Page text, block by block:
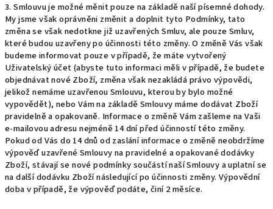
3. Smlouvu je možné měnit pouze na základě naší písemné dohody.
My jsme však oprávněni změnit a doplnit tyto Podmínky, tato
změna se však nedotkne již uzavřených Smluv, ale pouze Smluv,
které budou uzavřeny po účinnosti této změny. O změně Vás však
budeme informovat pouze v případě, že máte vytvořený
Uživatelský účet (abyste tuto informaci měli v případě, že budete
objednávat nové Zboží, změna však nezakládá právo výpovědi,
jelikož nemáme uzavřenou Smlouvu, kterou by bylo možné
vypovědět), nebo Vám na základě Smlouvy máme dodávat Zboží
pravidelně a opakovaně. Informace o změně Vám zašleme na Vaši
e-mailovou adresu nejméně 14 dní před účinností této změny.
Pokud od Vás do 14 dnů od zaslání informace o změně neobdržíme
výpověď uzavřené Smlouvy na pravidelné a opakované dodávky
Zboží, stávají se nové podmínky součástí naší Smlouvy a uplatní se
na další dodávku Zboží následující po účinnosti změny. Výpovědní
doba v případě, že výpověď podáte, činí 2 měsíce.